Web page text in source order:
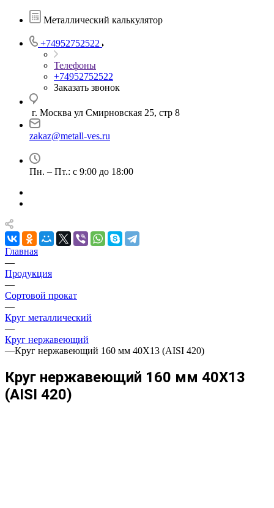
Металлический калькулятор
+74952752522
Телефоны
+74952752522
Заказать звонок
г. Москва ул Смирновская 25, стр 8
zakaz@metall-ves.ru
Пн. – Пт.: с 9:00 до 18:00
Главная
—
Продукция
—
Сортовой прокат
—
Круг металлический
—
Круг нержавеющий
—Круг нержавеющий 160 мм 40Х13 (AISI 420)
Круг нержавеющий 160 мм 40Х13
(AISI 420)